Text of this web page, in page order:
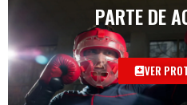
PARTE DE
VER